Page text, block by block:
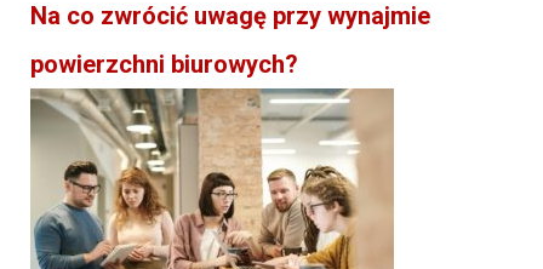
Na co zwrócić uwagę przy wynajmie
powierzchni biurowych?